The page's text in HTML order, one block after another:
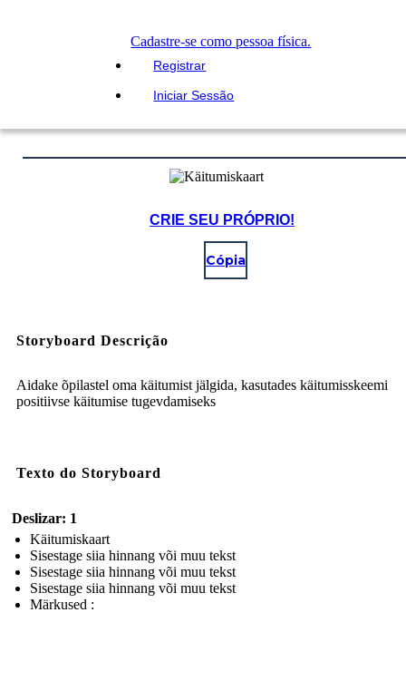
Cadastre-se como pessoa física.
Registrar
Iniciar Sessão
CRIE SEU PRÓPRIO!
Cópia
Storyboard Descrição
Aidake õpilastel oma käitumist jälgida, kasutades käitumisskeemi
positiivse käitumise tugevdamiseks
Texto do Storyboard
Deslizar: 1
Käitumiskaart
Sisestage siia hinnang või muu tekst
Sisestage siia hinnang või muu tekst
Sisestage siia hinnang või muu tekst
Märkused :